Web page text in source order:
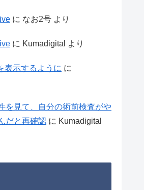
に なお2号 より
に Kumadigital より
表示するように に
を見て、自分の術前検査がや
だと再確認 に Kumadigital